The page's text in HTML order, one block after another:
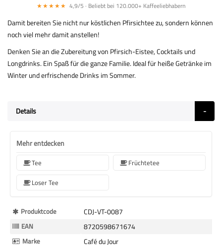
★★★★★ 4,9/5 · Beliebt bei 120.000+ Kaffeeliebhabern
Damit bereiten Sie nicht nur köstlichen Pfirsichtee zu, sondern können
noch viel mehr damit anstellen!
Denken Sie an die Zubereitung von Pfirsich-Eistee, Cocktails und
Longdrinks. Ein Spaß für die ganze Familie. Ideal für heiße Getränke im
Winter und erfrischende Drinks im Sommer.
Details
Mehr entdecken
Tee
Früchtetee
Loser Tee
Mehr
Informationen
Produktcode CDJ-VT-0087
EAN 8720598671674
Marke Café du Jour